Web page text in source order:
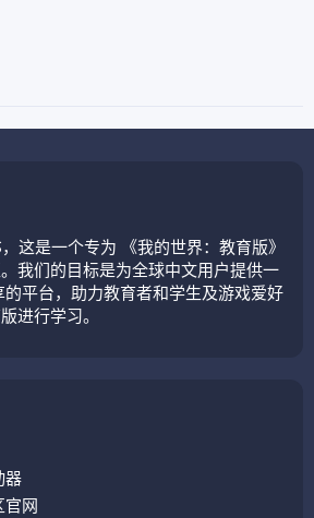
这是一个专为 《我的世界：教育版》
我们的目标是为全球中文用户提供一
平台，助力教育者和学生及游戏爱好
进行学习。
器
官网